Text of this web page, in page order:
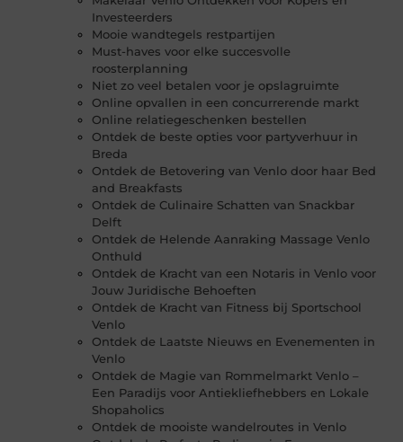
Investeerders
Mooie wandtegels restpartijen
Must-haves voor elke succesvolle
roosterplanning
Niet zo veel betalen voor je opslagruimte
Online opvallen in een concurrerende markt
Online relatiegeschenken bestellen
Ontdek de beste opties voor partyverhuur in
Breda
Ontdek de Betovering van Venlo door haar Bed
and Breakfasts
Ontdek de Culinaire Schatten van Snackbar
Delft
Ontdek de Helende Aanraking Massage Venlo
Onthuld
Ontdek de Kracht van een Notaris in Venlo voor
Jouw Juridische Behoeften
Ontdek de Kracht van Fitness bij Sportschool
Venlo
Ontdek de Laatste Nieuws en Evenementen in
Venlo
Ontdek de Magie van Rommelmarkt Venlo –
Een Paradijs voor Antiekliefhebbers en Lokale
Shopaholics
Ontdek de mooiste wandelroutes in Venlo